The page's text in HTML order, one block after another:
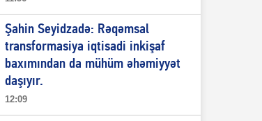
Şahin Seyidzadə: Rəqəmsal
transformasiya iqtisadi inkişaf
baxımından da mühüm əhəmiyyət
daşıyır.
12:09